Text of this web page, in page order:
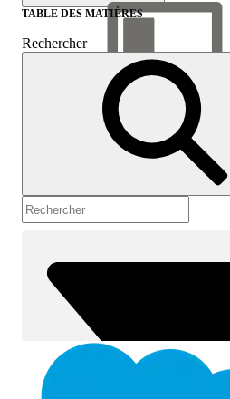
Afficher la table des
matières
Table des matières
TABLE DES MATIÈRES
Rechercher